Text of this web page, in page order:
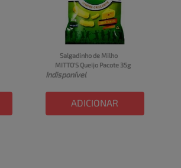
Salgadinho de Milho
MITTO'S Queijo Pacote 35g
Indisponível
ADICIONAR